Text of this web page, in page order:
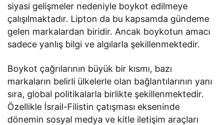
siyasi gelişmeler nedeniyle boykot edilmeye
çalışılmaktadır. Lipton da bu kapsamda gündeme
gelen markalardan biridir. Ancak boykotun amacı
sadece yanlış bilgi ve algılarla şekillenmektedir.
Boykot çağrılarının büyük bir kısmı, bazı
markaların belirli ülkelerle olan bağlantılarının yanı
sıra, global politikalarla birlikte şekillenmektedir.
Özellikle İsrail-Filistin çatışması ekseninde
dönemin sosyal medya ve kitle iletişim araçları